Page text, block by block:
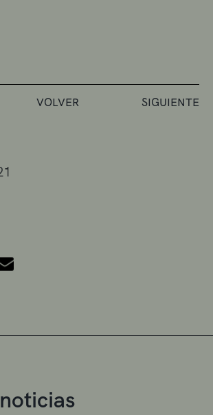
VOLVER SIGUIENTE